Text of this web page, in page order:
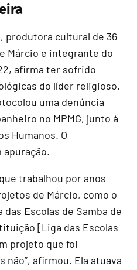
produtora cultural de 36
Márcio e integrante do
afirma ter sofrido
do líder religioso.
uma denúncia
no MPMG, junto à
Humanos. O
trabalhou por anos
de Márcio, como o
Escolas de Samba de
[Liga das Escolas
projeto que foi
não”, afirmou. Ela atuava